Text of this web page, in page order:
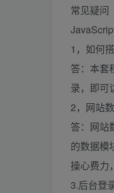
常见疑问
1，如何
答：本套
录，即可
2，网站
答：网站
的数据模
操心费力
3.后台登